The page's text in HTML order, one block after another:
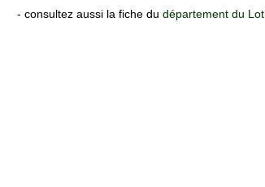
- consultez aussi la fiche du département du Lot